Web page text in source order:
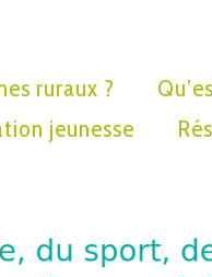
ruraux ?
jeunesse